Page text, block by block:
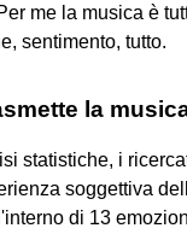
me la musica è
sentimento, tutto.
la
statistiche, i
soggettiva
di 13